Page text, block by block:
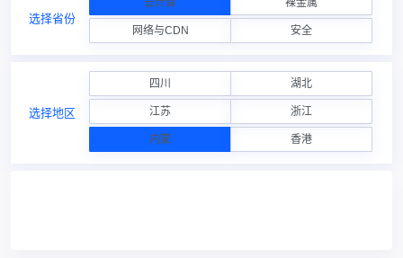
选择省份
云计算 裸金属
网络与CDN 安全
选择地区
四川 湖北
江苏 浙江
内蒙 香港